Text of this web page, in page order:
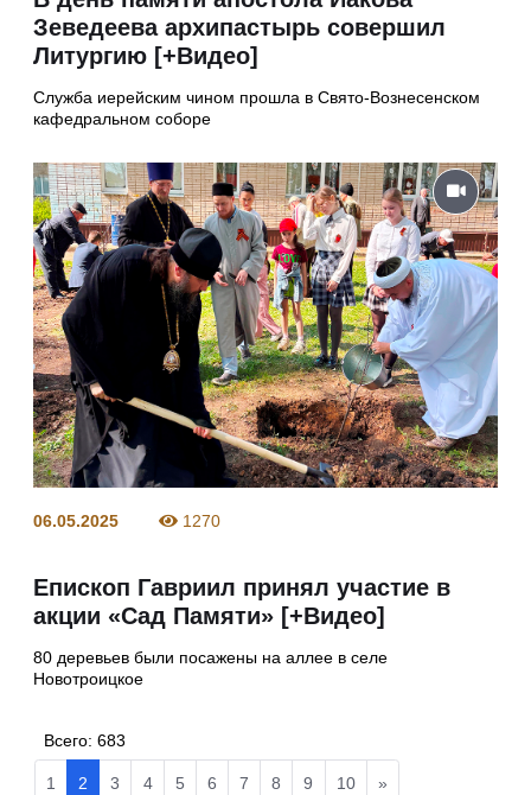
Зеведеева архипастырь совершил
Литургию [+Видео]
Служба иерейским чином прошла в Свято-Вознесенском
кафедральном соборе
06.05.2025 1270
Епископ Гавриил принял участие в
акции «Сад Памяти» [+Видео]
80 деревьев были посажены на аллее в селе
Новотроицкое
Всего:683
1 2 3 4 5 6 7 8 9 10 »